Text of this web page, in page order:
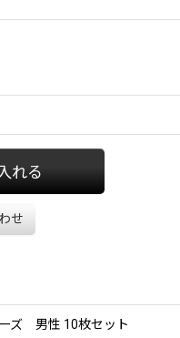
れる
せ
ズ 男性 10枚セット